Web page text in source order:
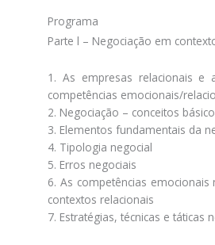
Programa
Parte l – Negociação em
1. As empresas relacionais e
competências emocionais/
2. Negociação – conceitos
3. Elementos fundamentais da
4. Tipologia negocial
5. Erros negociais
6. As competências emocionais
contextos relacionais
7. Estratégias, técnicas e táticas